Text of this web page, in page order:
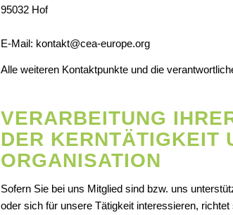
95032 Hof
E-Mail: kontakt@cea-europe.org
Alle weiteren Kontaktpunkte und die
VERARBEITUNG
DER KERNTÄTIGKEIT
ORGANISATION
Sofern Sie bei uns Mitglied sind bzw. uns
oder sich für unsere Tätigkeit interessieren,